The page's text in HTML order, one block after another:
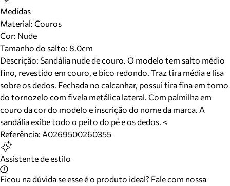
Medidas
Material: Couros
Cor: Nude
Tamanho do salto: 8.0cm
Descrição: Sandália nude de couro. O modelo tem salto médio
fino, revestido em couro, e bico redondo. Traz tira média e lisa
sobre os dedos. Fechada no calcanhar, possui tira fina em torno
do tornozelo com fivela metálica lateral. Com palmilha em
couro da cor do modelo e inscrição do nome da marca. A
sandália exibe todo o peito do pé e os dedos. <
Referência: A0269500260355
Assistente de estilo
Ficou na dúvida se esse é o produto ideal? Fale com nossa